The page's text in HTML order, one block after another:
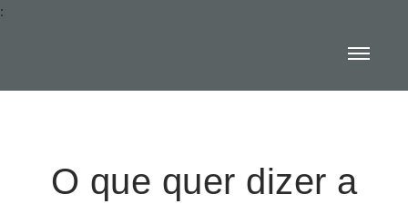
:
O que quer dizer a